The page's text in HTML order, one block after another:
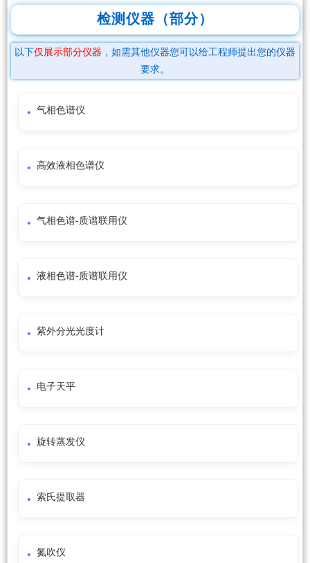
检测仪器（部分）
以下仅展示部分仪器 ，如需其他仪器您可以给工程师提出您的仪器
要求。
气相色谱仪
高效液相色谱仪
气相色谱-质谱联用仪
液相色谱-质谱联用仪
紫外分光光度计
电子天平
旋转蒸发仪
索氏提取器
氮吹仪